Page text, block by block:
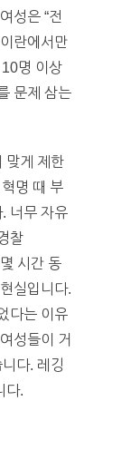
성은 “전
란에서만
10명 이상
문제 삼는
맞게 제한
명 때 부
너무 자유
찰
시간 동
실입니다.
다는 이유
성들이 거
다. 레깅
다.